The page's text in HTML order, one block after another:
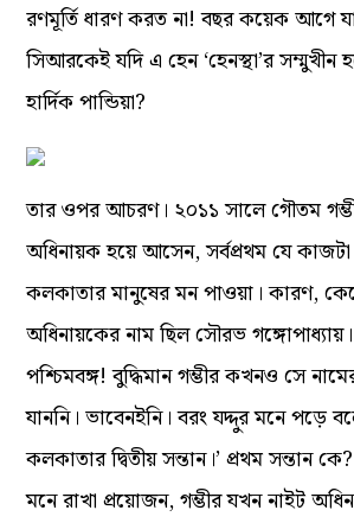
রণমূর্তি ধারণ করত না! বছর কয়েক আগে
সিআরকেই যদি এ হেন ‘হেনস্থা’র
হার্দিক পান্ডিয়া?
তার ওপর আচরণ। ২০১১ সালে গৌতম
অধিনায়ক হয়ে আসেন, সর্বপ্রথম যে
কলকাতার মানুষের মন পাওয়া। কারণ,
অধিনায়কের নাম ছিল সৌরভ গঙ্গোপাধ্যায়।
পশ্চিমবঙ্গ! বুদ্ধিমান গম্ভীর কখনও সে
যাননি। ভাবেনইনি। বরং যদ্দুর মনে পড়ে
কলকাতার দ্বিতীয় সন্তান।’ প্রথম সন্তান
মনে রাখা প্রয়োজন, গম্ভীর যখন নাইট